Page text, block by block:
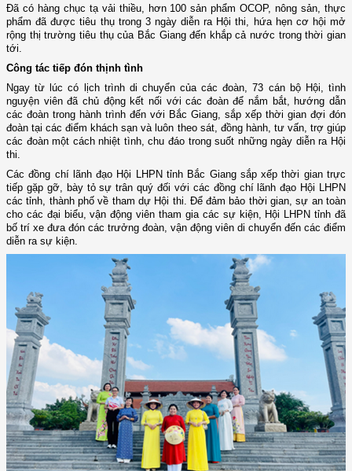
Đã có hàng chục tạ vải thiều, hơn 100 sản phẩm OCOP, nông sản, thực
phẩm đã được tiêu thụ trong 3 ngày diễn ra Hội thi, hứa hẹn cơ hội mở
rộng thị trường tiêu thụ của Bắc Giang đến khắp cả nước trong thời gian
tới.
Công tác tiếp đón thịnh tình
Ngay từ lúc có lịch trình di chuyển của các đoàn, 73 cán bộ Hội, tình
nguyện viên đã chủ động kết nối với các đoàn để nắm bắt, hướng dẫn
các đoàn trong hành trình đến với Bắc Giang, sắp xếp thời gian đợi đón
đoàn tại các điểm khách sạn và luôn theo sát, đồng hành, tư vấn, trợ giúp
các đoàn một cách nhiệt tình, chu đáo trong suốt những ngày diễn ra Hội
thi.
Các đồng chí lãnh đạo Hội LHPN tỉnh Bắc Giang sắp xếp thời gian trực
tiếp gặp gỡ, bày tỏ sự trân quý đối với các đồng chí lãnh đạo Hội LHPN
các tỉnh, thành phố về tham dự Hội thi. Để đảm bảo thời gian, sự an toàn
cho các đại biểu, vận động viên tham gia các sự kiện, Hội LHPN tỉnh đã
bố trí xe đưa đón các trưởng đoàn, vận động viên di chuyển đến các điểm
diễn ra sự kiện.